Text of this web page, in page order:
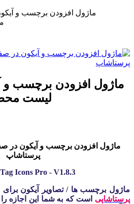
ماژول افزودن برچسب و
ماژول افزودن برچسب و
لیست
ماژول افزودن برچسب و آیکون در
پرستاشاپ
Icons Pro - V1.8.3
ماژول برچسب ها / تصاویر آیکون
پرستاشاپی است که به شما این اجازه